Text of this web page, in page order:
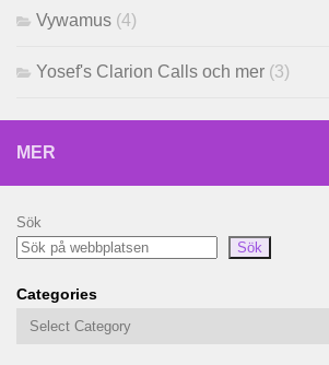
Vywamus (4)
Yosef's Clarion Calls och mer (3)
MER
Sök
Sök
Categories